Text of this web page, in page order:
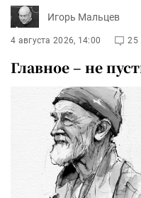
Игорь Мальцев
4 августа 2026, 14:00 25
Главное – не